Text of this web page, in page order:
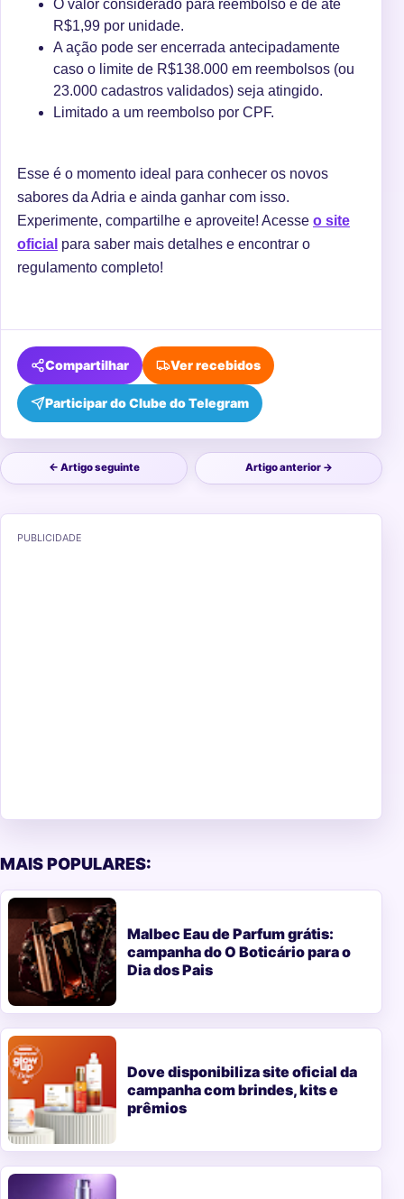
O valor considerado para reembolso é de até
R$1,99 por unidade.
A ação pode ser encerrada antecipadamente
caso o limite de R$138.000 em reembolsos (ou
23.000 cadastros validados) seja atingido.
Limitado a um reembolso por CPF.
Esse é o momento ideal para conhecer os novos
sabores da Adria e ainda ganhar com isso.
Experimente, compartilhe e aproveite! Acesse o site
oficial para saber mais detalhes e encontrar o
regulamento completo!
Compartilhar
Participar do Clube do Telegram
Ver recebidos
← Artigo seguinte Artigo anterior →
PUBLICIDADE
MAIS POPULARES:
Malbec Eau de Parfum grátis:
campanha do O Boticário para o
Dia dos Pais
Dove disponibiliza site oficial da
campanha com brindes, kits e
prêmios